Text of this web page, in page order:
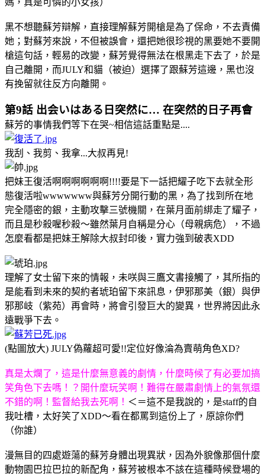
黑不想聽蘇芳辯解，直接理解蘇芳開槍是為了保命，不去責備
她；對蘇芳來說，不但被誤會，還把她很珍視的黑要她不要開
槍這句話，輕易的改變，蘇芳覺得無法在根黑走下去了，於是
自己離開，而JULY和貓（被迫）選擇了跟蘇芳這邊，黑也沒
有挽留就往反方向離開。
第9話 出会いはある日突然に… 在突然的日子再會
蘇芳的事情我們等下在哭~相信這話重點是....
我刮、我剪、我拿...大叔再見!
把妹王復活啊啊啊啊啊啊!!!!要是下一話把耀子吃下去就全形
態復活啦wwwwwww與蘇芳分開行動的黑，為了找到所在地
完全隱密的銀，主動攻擊三號機關，在葉月面前綁走了耀子，
而且是秒殺喔秒殺～雖然葉月自稱是分心（母親病危），不過
怎麼看都是把妹王解除大叔封印後，實力強到破表XDD
理解了女士留下來的情報，未咲與三鷹文書接觸了，其所指的
是能看到未來的契約者琥珀留下來訊息，伊邪那美（銀）與伊
邪那岐（紫苑）再會時，將會引發巨大的變異，世界將因此永
遠戰爭下去。
(點圖放大) JULY偽蘿超可愛!!定位好像淪為賣萌角色XD?
真是太爛了，這是什麼無意義的劇情，什麼時候了有必要加搞
笑角色下去嗎！？開什麼玩笑啊！難得在嚴肅劇情上的氣氛還
不錯的啊！監督給我去死啊！ ＜＝這不是我說的，是staff的自
我吐槽，太好笑了XDD～看在都罵到這份上了，原諒你們
（你誰）
漫無目的四處遊蕩的蘇芳身體出現異狀，因為外貌像那個什麼
動物園巴拉巴拉的新配角，蘇芳被根本不該在這種時候登場的